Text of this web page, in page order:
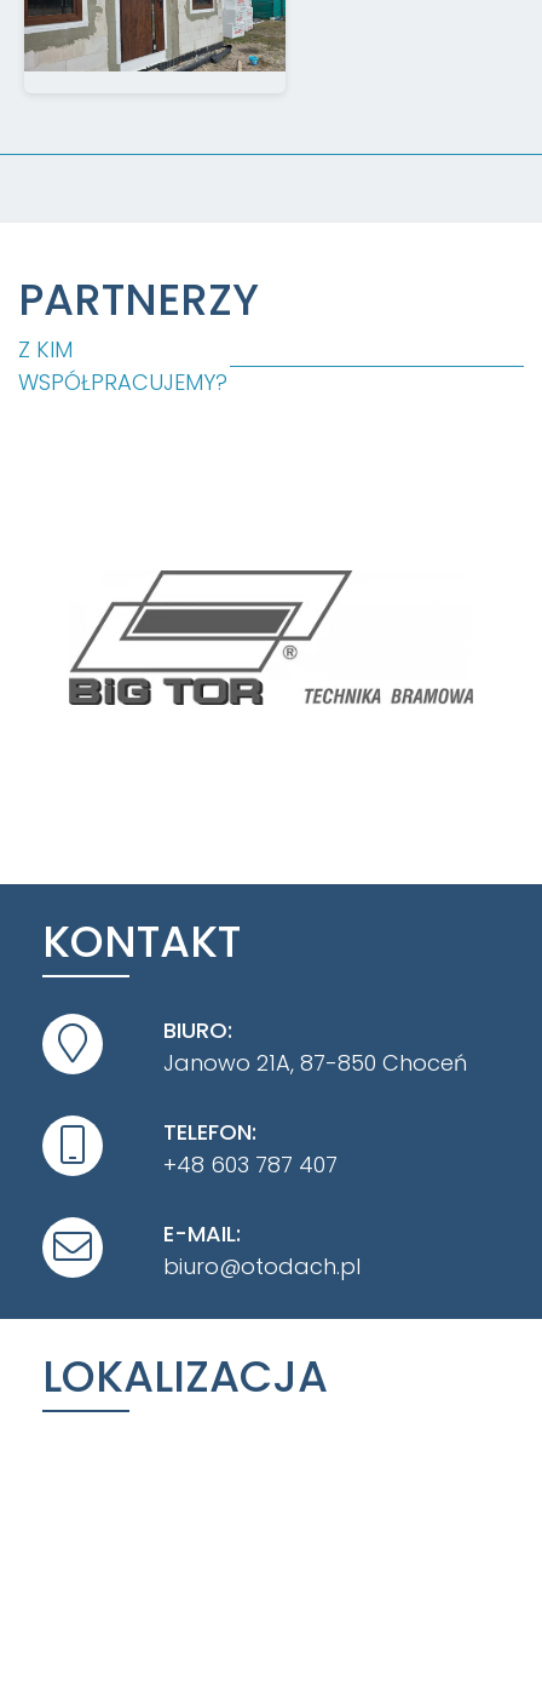
PARTNERZY
Z KIM
WSPÓŁPRACUJEMY?
KONTAKT
BIURO:
Janowo 21A, 87-850 Choceń
TELEFON:
+48 603 787 407
E-MAIL:
biuro@otodach.pl
LOKALIZACJA